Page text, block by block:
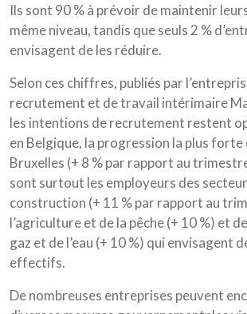
Ils sont 90 % à prévoir de maintenir
même niveau, tandis que seuls 2 %
envisagent de les réduire.
Selon ces chiffres, publiés par
recrutement et de travail intérimaire
les intentions de recrutement restent
en Belgique, la progression la plus
Bruxelles (+ 8 % par rapport au
sont surtout les employeurs des
construction (+ 11 % par rapport au
l’agriculture et de la pêche (+ 10 %) et
gaz et de l’eau (+ 10 %) qui envisagent
effectifs.
De nombreuses entreprises peuvent